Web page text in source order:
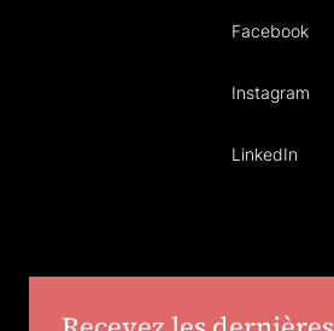
Facebook
Instagram
LinkedIn